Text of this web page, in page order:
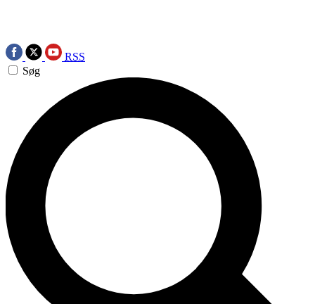
RSS
Søg